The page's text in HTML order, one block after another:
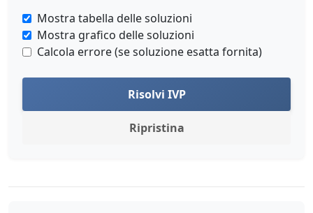
Mostra tabella delle soluzioni
Mostra grafico delle soluzioni
Calcola errore (se soluzione esatta fornita)
Risolvi IVP
Ripristina